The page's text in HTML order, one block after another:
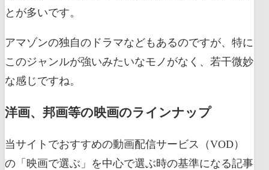
とが多いです。
アマゾンの独自のドラマなどもあるのですが、特に
このジャンルが強いみたいなモノがなく、若干微妙
な感じですね。
洋画、邦画等の映画のラインナップ
当サイトでおすすめの動画配信サービス（VOD）
の「映画で選ぶ」を中心で選ぶ時の基準になる記事